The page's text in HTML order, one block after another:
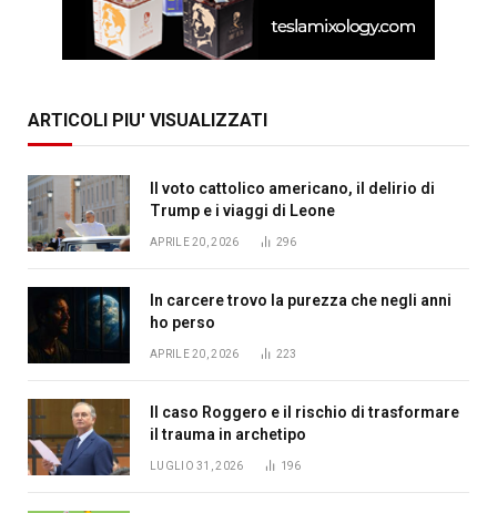
ARTICOLI PIU' VISUALIZZATI
Il voto cattolico americano, il delirio di
Trump e i viaggi di Leone
APRILE 20, 2026 296
In carcere trovo la purezza che negli anni
ho perso
APRILE 20, 2026 223
Il caso Roggero e il rischio di trasformare
il trauma in archetipo
LUGLIO 31, 2026 196